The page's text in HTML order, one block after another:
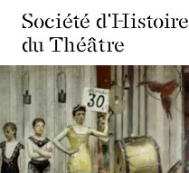
Société d'Histoire
du Théâtre